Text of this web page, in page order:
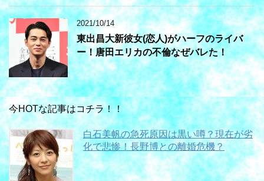
2021/10/14
東出昌大新彼女(恋人)がハーフのライバ
ー！唐田エリカの不倫なぜバレた！
今HOTな記事はコチラ！！
白石美帆の急死原因は黒い噂？現在が劣
化で悲惨！長野博との離婚危機？